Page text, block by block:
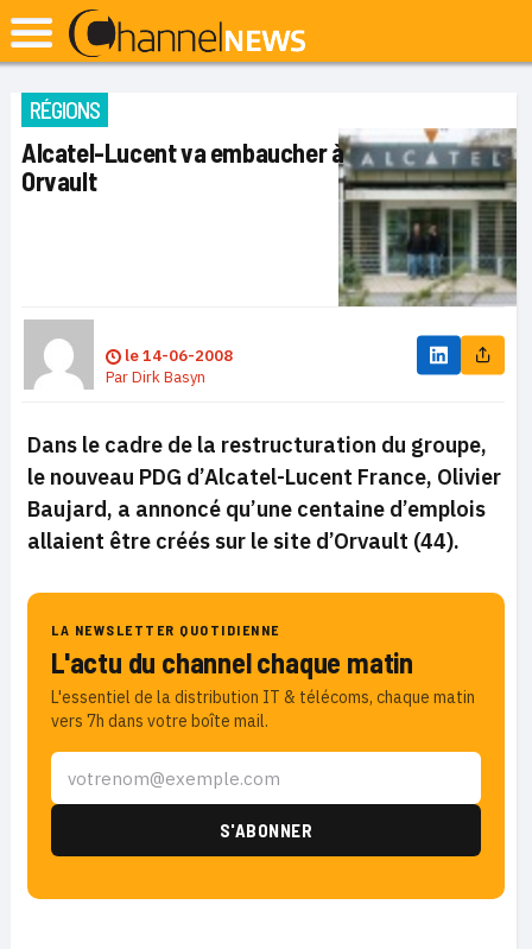
RÉGIONS
Alcatel-Lucent va embaucher à
Orvault
le14-06-2008
ParDirk Basyn
Dans le cadre de la restructuration du groupe,
le nouveau PDG d’Alcatel-Lucent France, Olivier
Baujard, a annoncé qu’une centaine d’emplois
allaient être créés sur le site d’Orvault (44).
LA NEWSLETTER QUOTIDIENNE
L'actu du channel chaque matin
L'essentiel de la distribution IT & télécoms, chaque matin
vers 7h dans votre boîte mail.